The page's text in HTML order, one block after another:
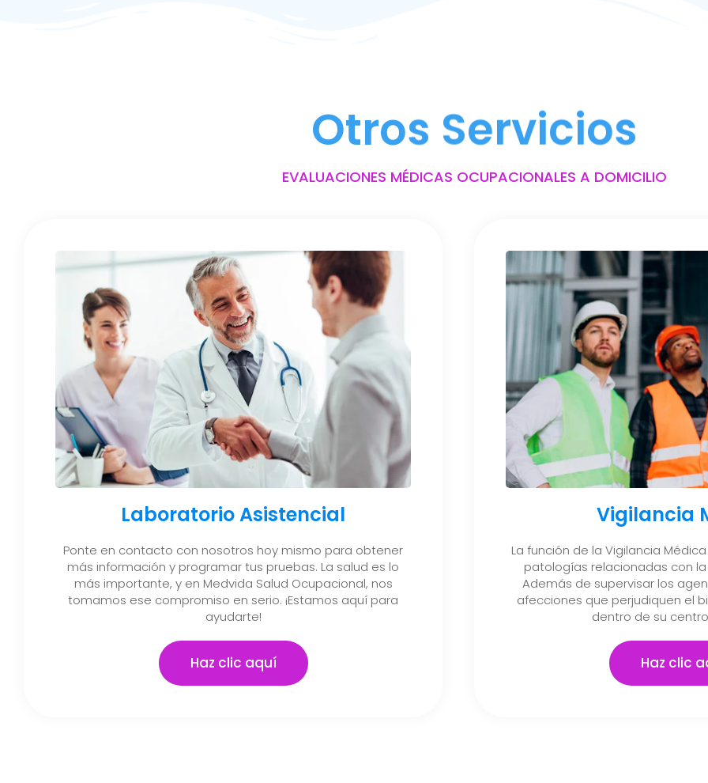
Otros Servicios
EVALUACIONES MÉDICAS OCUPACIONALES A DOMICILIO
Laboratorio Asistencial
Ponte en contacto con nosotros hoy mismo para obtener
más información y programar tus pruebas. La salud es lo
más importante, y en Medvida Salud Ocupacional, nos
tomamos ese compromiso en serio. ¡Estamos aquí para
ayudarte!
Haz clic aquí
Vigilancia
La función de la Vigilancia
patologías relacionadas con
Además de supervisar los
afecciones que perjudiquen el
dentro de su
Haz clic